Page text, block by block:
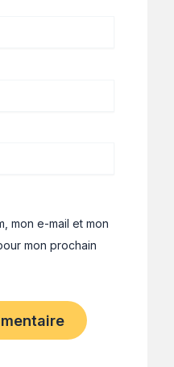
mon e-mail et mon
mon prochain